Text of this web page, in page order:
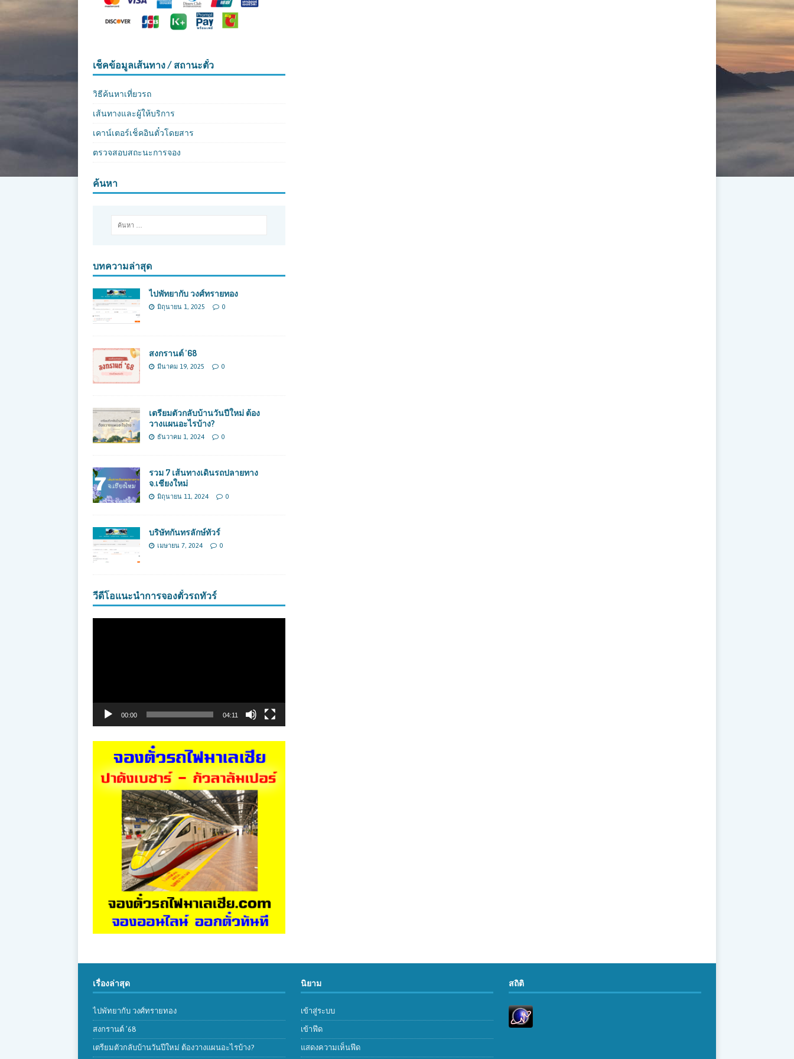
เช็คข้อมูลเส้นทาง / สถานะตั๋ว
วิธีค้นหาเที่ยวรถ
เส้นทางและผู้ให้บริการ
เคาน์เตอร์เช็คอินตั๋วโดยสาร
ตรวจสอบสถะนะการจอง
ค้นหา
บทความล่าสุด
ไปพัทยากับ วงศ์ทรายทอง
มิถุนายน 1, 2025 0
สงกรานต์ ’68
มีนาคม 19, 2025 0
เตรียมตัวกลับบ้านวันปีใหม่ ต้อง
วางแผนอะไรบ้าง?
ธันวาคม 1, 2024 0
รวม 7 เส้นทางเดินรถปลายทาง
จ.เชียงใหม่
มิถุนายน 11, 2024 0
บริษัทกันทรลักษ์ทัวร์
เมษายน 7, 2024 0
วีดีโอแนะนำการจองตั๋วรถทัวร์
00:00 04:11
เรื่องล่าสุด
ไปพัทยากับ วงศ์ทรายทอง
สงกรานต์ ’68
เตรียมตัวกลับบ้านวันปีใหม่ ต้องวางแผนอะไรบ้าง?
นิยาม
เข้าสู่ระบบ
เข้าฟีด
แสดงความเห็นฟีด
สถิติ